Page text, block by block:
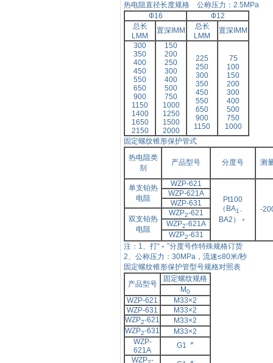
热电阻直径长度规格 公称压力： 2.5MPa
Ф16 Ф12
总长
LMM
置深 IMM
总长
LMM
置深 IMM
300
350
400
450
550
650
900
1150
1400
1650
2150
150
200
250
300
400
500
750
1000
1250
1500
2000
225
250
300
350
450
550
650
900
1150
75
100
150
200
300
400
500
750
1000
固定螺纹锥形保护管式
热电阻类
别
产品型号 分度号 测
单支铂热
电阻
WZP-621
Pt100
（BA1、
BA2）﹡
-
WZP-621A
WZP-631
双支铂热
电阻
WZP2-621
WZP2-621A
WZP2-631
注： 1、打“﹡”分度号作特殊规格订货
2、公称压力： 30MPa，流速≤80米/秒
固定螺纹锥形保护管型号规格对照表
产品型号
固定螺纹规格
M0
WZP-621 M33×2
WZP-631
M33×2
WZP2-621 M33×2
WZP2-631 M33×2
WZP-
621A
G1〞
WZP -